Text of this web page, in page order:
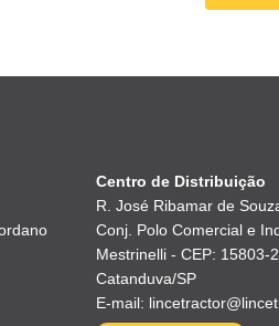
Centro de Distribuição
R. José Ribamar de
Conj. Polo Comercial e
Mestrinelli - CEP: 15803-
Catanduva/SP
E-mail: